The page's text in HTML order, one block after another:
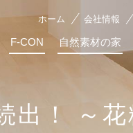
ホーム 会社情報
F-CON 自然素材の家
出！ ～